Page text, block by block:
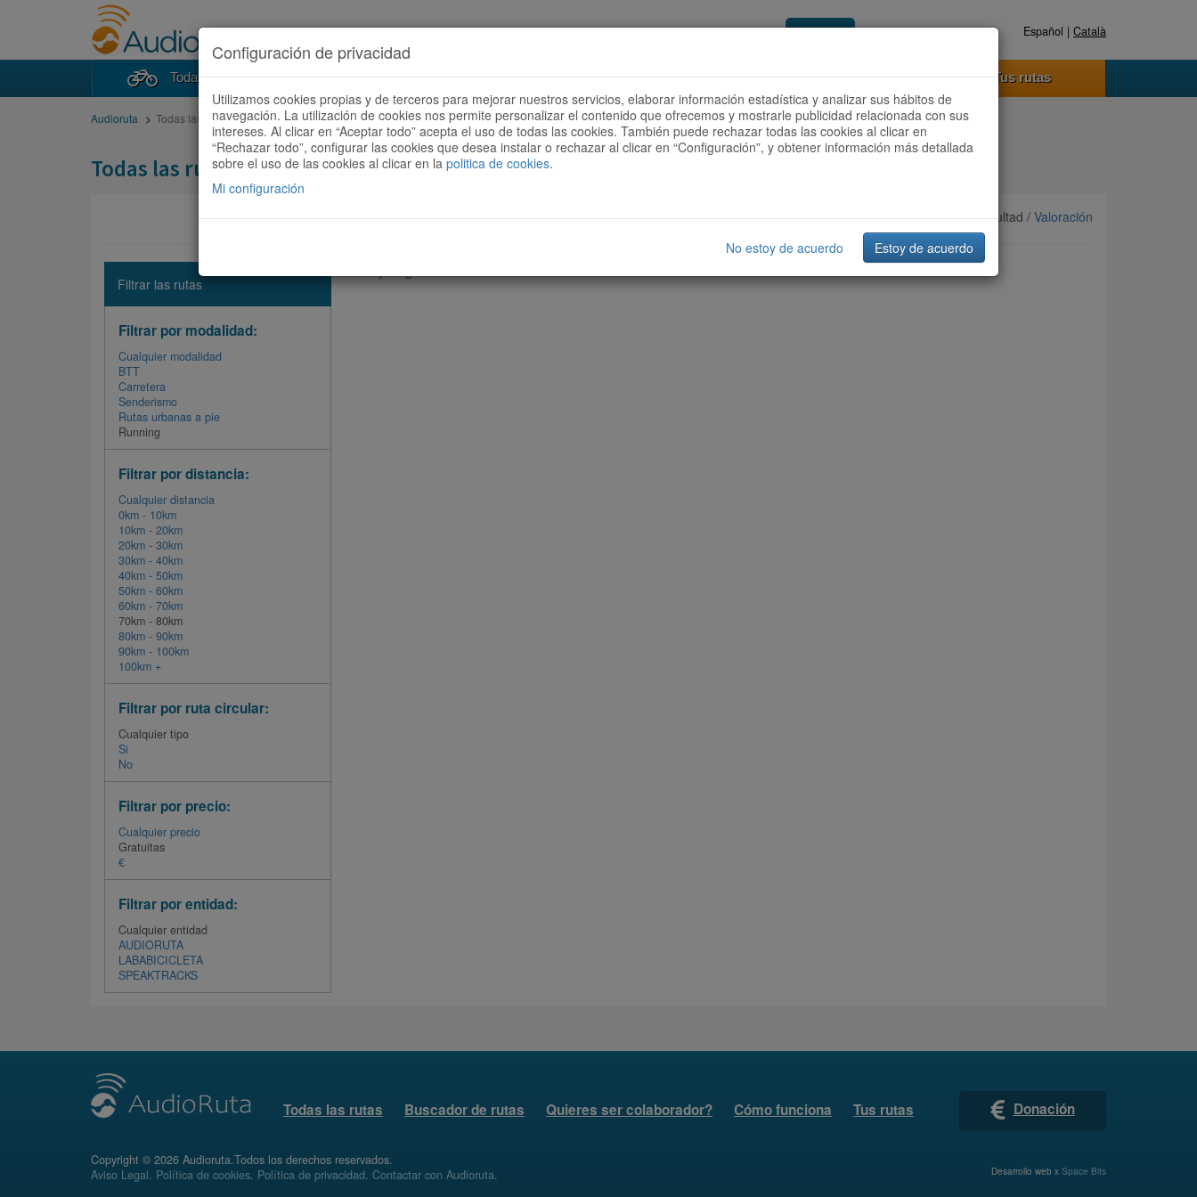
Acceder Registrate ahora Español | Català
Todas las rutas Buscador de rutas Quieres ser colaborador? Cómo funciona Tus rutas
Audioruta Todas las rutas
Todas las rutas
Ordenar por:Más recientes/ Dificultad / Valoración
Filtrar las rutas
Filtrar por modalidad:
Cualquier modalidad
BTT
Carretera
Senderismo
Rutas urbanas a pie
Running
Filtrar por distancia:
Cualquier distancia
0km - 10km
10km - 20km
20km - 30km
30km - 40km
40km - 50km
50km - 60km
60km - 70km
70km - 80km
80km - 90km
90km - 100km
100km +
Filtrar por ruta circular:
Cualquier tipo
Si
No
Filtrar por precio:
Cualquier precio
Gratuitas
€
Filtrar por entidad:
Cualquier entidad
AUDIORUTA
LABABICICLETA
SPEAKTRACKS
Todas las rutas Buscador de rutas Quieres ser colaborador? Cómo funciona Tus rutas Donación
Copyright © 2026 Audioruta.Todos los derechos reservados.
Aviso Legal. Política de cookies. Política de privacidad. Contactar con Audioruta. Desarrollo web x Space Bits
Configuración de privacidad
Utilizamos cookies propias y de terceros para mejorar nuestros servicios, elaborar información estadística y analizar sus hábitos de
navegación. La utilización de cookies nos permite personalizar el contenido que ofrecemos y mostrarle publicidad relacionada con sus
intereses. Al clicar en “Aceptar todo” acepta el uso de todas las cookies. También puede rechazar todas las cookies al clicar en
“Rechazar todo”, configurar las cookies que desea instalar o rechazar al clicar en “Configuración”, y obtener información más detallada
sobre el uso de las cookies al clicar en la politica de cookies.
Mi configuración
No estoy de acuerdo Estoy de acuerdo